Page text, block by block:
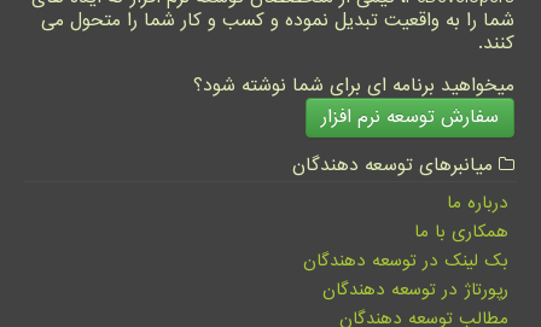
شما را به واقعیت تبدیل نموده و کسب و کار شما را متحول می
کنند.
میخواهید برنامه ای برای شما نوشته شود؟
سفارش توسعه نرم افزار
میانبرهای توسعه دهندگان
درباره ما
همکاری با ما
بک لینک در توسعه دهندگان
رپورتاژ در توسعه دهندگان
مطالب توسعه دهندگان